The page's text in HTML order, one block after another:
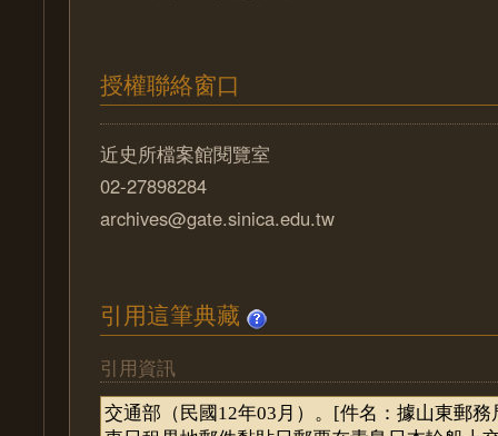
授權聯絡窗口
近史所檔案館閱覽室
02-27898284
archives@gate.sinica.edu.tw
引用這筆典藏
引用資訊